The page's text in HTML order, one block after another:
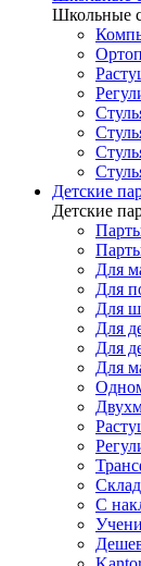
Школьные
Детские
Детские
Для
Для
Для
Для
Для
Для
С